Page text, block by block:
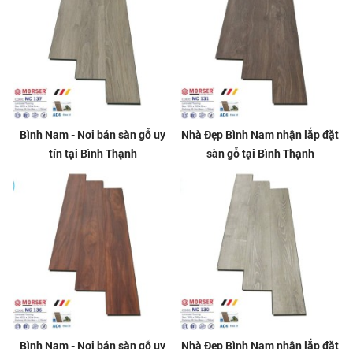
Bình Nam - Nơi bán sàn gỗ uy
tín tại Bình Thạnh
Nhà Đẹp Bình Nam nhận lắp đặt
sàn gỗ tại Bình Thạnh
Bình Nam - Nơi bán sàn gỗ uy
Nhà Đẹp Bình Nam nhận lắp đặt